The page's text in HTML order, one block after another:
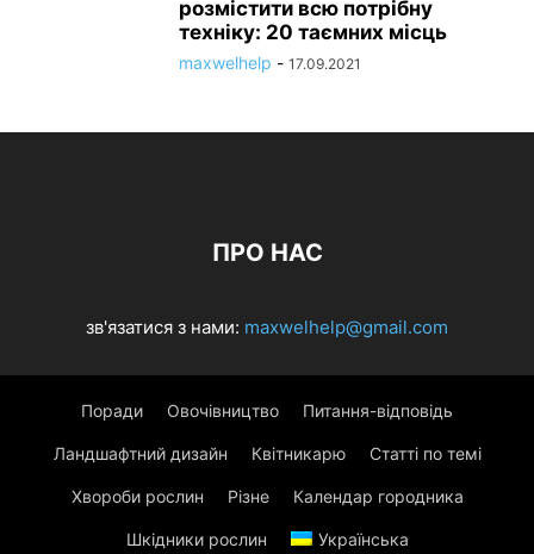
розмістити всю потрібну
техніку: 20 таємних місць
maxwelhelp - 17.09.2021
ПРО НАС
зв'язатися з нами: maxwelhelp@gmail.com
Поради Овочівництво Питання-відповідь
Ландшафтний дизайн Квітникарю Статті по темі
Хвороби рослин Різне Календар городника
Шкідники рослин Українська